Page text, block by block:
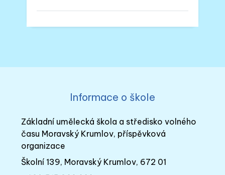
Informace o škole
Základní umělecká škola a středisko volného
času Moravský Krumlov, příspěvková
organizace
Školní 139, Moravský Krumlov, 672 01